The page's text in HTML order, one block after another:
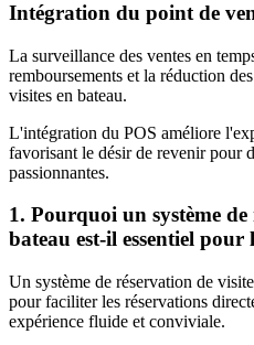
Intégration du point de
La surveillance des ventes en
remboursements et la réduction
visites en bateau.
L'intégration du POS améliore
favorisant le désir de revenir pour
passionnantes.
1. Pourquoi un système
bateau est-il essentiel pour
Un système de réservation de
pour faciliter les réservations
expérience fluide et conviviale.